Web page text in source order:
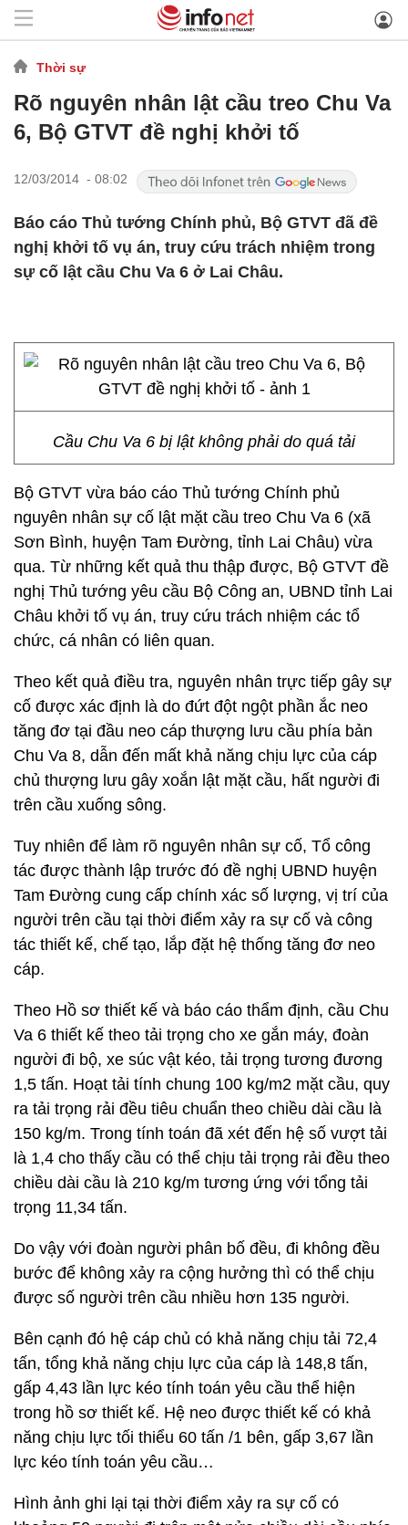
Thời sự
Rõ nguyên nhân lật cầu treo Chu Va
6, Bộ GTVT đề nghị khởi tố
12/03/2014 - 08:02
Báo cáo Thủ tướng Chính phủ, Bộ GTVT đã đề
nghị khởi tố vụ án, truy cứu trách nhiệm trong
sự cố lật cầu Chu Va 6 ở Lai Châu.
Cầu Chu Va 6 bị lật không phải do quá tải
Bộ GTVT vừa báo cáo Thủ tướng Chính phủ
nguyên nhân sự cố lật mặt cầu treo Chu Va 6 (xã
Sơn Bình, huyện Tam Đường, tỉnh Lai Châu) vừa
qua. Từ những kết quả thu thập được, Bộ GTVT đề
nghị Thủ tướng yêu cầu Bộ Công an, UBND tỉnh Lai
Châu khởi tố vụ án, truy cứu trách nhiệm các tổ
chức, cá nhân có liên quan.
Theo kết quả điều tra, nguyên nhân trực tiếp gây sự
cố được xác định là do đứt đột ngột phần ắc neo
tăng đơ tại đầu neo cáp thượng lưu cầu phía bản
Chu Va 8, dẫn đến mất khả năng chịu lực của cáp
chủ thượng lưu gây xoắn lật mặt cầu, hất người đi
trên cầu xuống sông.
Tuy nhiên để làm rõ nguyên nhân sự cố, Tổ công
tác được thành lập trước đó đề nghị UBND huyện
Tam Đường cung cấp chính xác số lượng, vị trí của
người trên cầu tại thời điểm xảy ra sự cố và công
tác thiết kế, chế tạo, lắp đặt hệ thống tăng đơ neo
cáp.
Theo Hồ sơ thiết kế và báo cáo thẩm định, cầu Chu
Va 6 thiết kế theo tải trọng cho xe gắn máy, đoàn
người đi bộ, xe súc vật kéo, tải trọng tương đương
1,5 tấn. Hoạt tải tính chung 100 kg/m2 mặt cầu, quy
ra tải trọng rải đều tiêu chuẩn theo chiều dài cầu là
150 kg/m. Trong tính toán đã xét đến hệ số vượt tải
là 1,4 cho thấy cầu có thể chịu tải trọng rải đều theo
chiều dài cầu là 210 kg/m tương ứng với tổng tải
trọng 11,34 tấn.
Do vậy với đoàn người phân bố đều, đi không đều
bước để không xảy ra cộng hưởng thì có thể chịu
được số người trên cầu nhiều hơn 135 người.
Bên cạnh đó hệ cáp chủ có khả năng chịu tải 72,4
tấn, tổng khả năng chịu lực của cáp là 148,8 tấn,
gấp 4,43 lần lực kéo tính toán yêu cầu thể hiện
trong hồ sơ thiết kế. Hệ neo được thiết kế có khả
năng chịu lực tối thiểu 60 tấn /1 bên, gấp 3,67 lần
lực kéo tính toán yêu cầu…
Hình ảnh ghi lại tại thời điểm xảy ra sự cố có